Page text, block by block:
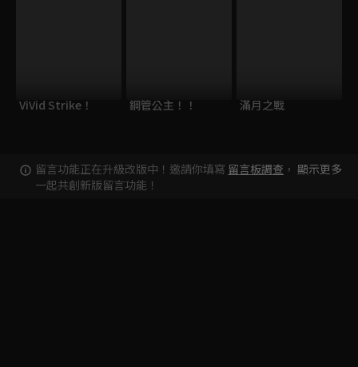
ViVid Strike！ 鋼管公主！！ 滿月之戰
留言功能正在升級改版中！邀請你填寫 留言板調查 ，
一起共創新版留言功能！
顯示更多